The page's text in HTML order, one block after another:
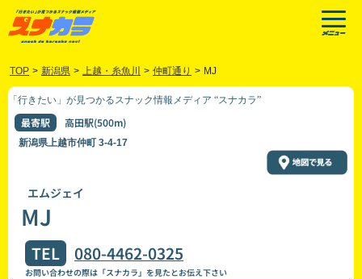
TOP > 新潟県 > 上越・糸魚川 > 仲町通り > MJ
「行きたい」が見つかるスナック情報メディア “スナカラ”
最寄駅 高田駅(500m)
新潟県上越市仲町 3-4-17
エムジェイ
MJ
TEL 080-4462-0325
お問い合わせの際は「スナカラ」を見たとお伝え下さい